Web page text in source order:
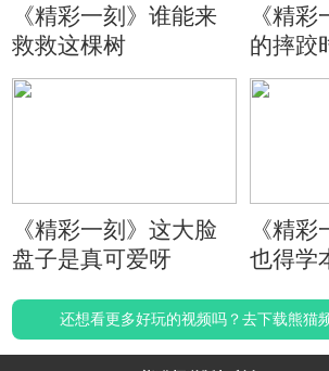
《精彩一刻》谁能来
救救这棵树
《精
的摔跤
《精彩一刻》这大脸
盘子是真可爱呀
《精
也得学
还想看更多好玩的视频吗？去下载熊猫